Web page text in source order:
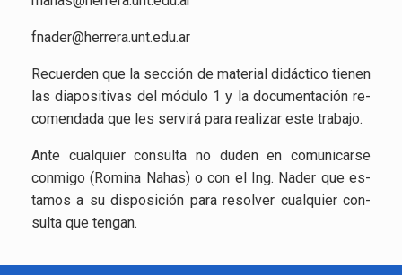
fna­der@​herrera.​unt.​edu.​ar
Re­cuer­den que la sec­ción de ma­te­rial di­dác­ti­co tie­nen
las dia­po­si­ti­vas del mó­du­lo 1 y la do­cu­men­ta­ción re­
co­men­da­da que les ser­vi­rá para rea­li­zar este tra­ba­jo.
Ante cual­quier con­sul­ta no duden en co­mu­ni­car­se
con­mi­go (Ro­mi­na Nahas) o con el Ing. Nader que es­
ta­mos a su dis­po­si­ción para re­sol­ver cual­quier con­
sul­ta que ten­gan.